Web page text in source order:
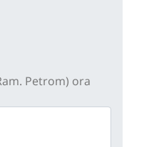
Petrom) ora